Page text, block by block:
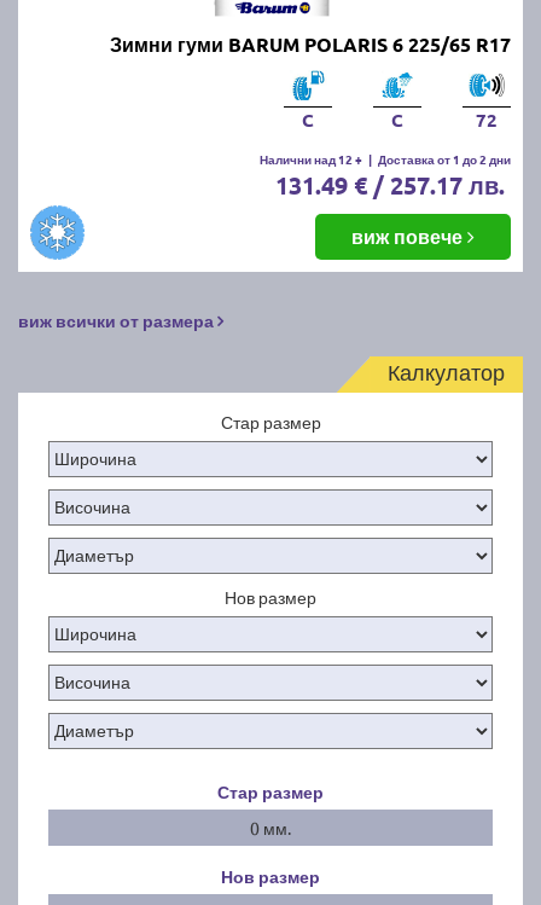
Зимни гуми BARUM POLARIS 6 225/65 R17
C C 72
Налични над 12 + | Доставка от 1 до 2 дни
131.49 € / 257.17 лв.
виж повече
виж всички от размера
Калкулатор
Стар размер
Нов размер
Стар размер
0 мм.
Нов размер